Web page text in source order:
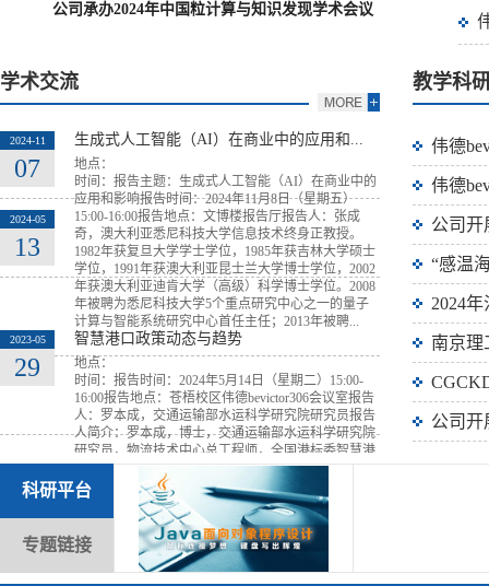
公司承办2024年中国粒计算与知识发现学术会议
学术交流
2024-11
07
生成式人工智能（AI）在商业中的应用和...
地点：
时间：报告主题：生成式人工智能（AI）在商业中的
应用和影响报告时间：2024年11月8日（星期五）
15:00-16:00报告地点：文博楼报告厅报告人：张成
奇，澳大利亚悉尼科技大学信息技术终身正教授。
1982年获复旦大学学士学位，1985年获吉林大学硕士
学位，1991年获澳大利亚昆士兰大学博士学位，2002
年获澳大利亚迪肯大学（高级）科学博士学位。2008
年被聘为悉尼科技大学5个重点研究中心之一的量子
计算与智能系统研究中心首任主任；2013年被聘...
2024-05
13
智慧港口政策动态与趋势
地点：
时间：报告时间：2024年5月14日（星期二）15:00-
16:00报告地点：苍梧校区伟德bevictor306会议室报告
人：罗本成，交通运输部水运科学研究院研究员报告
人简介：罗本成，博士，交通运输部水运科学研究院
研究员，物流技术中心总工程师，全国港标委智慧港
口工作组副组长，长期从事智慧港口、现代物流等方
面研究咨询工作，主持和参与完成40多项国家和交通
运输部项目，多次为部、为行业世界一流港口打造、
智慧港口建设等提供咨询服务与技术...
2023-05
29
简析数字为了供应链发展与实践
2023-05
29
教学科
伟德
伟德
公司开
“感温
2024
南京理
公司开
科研平台
专题链接